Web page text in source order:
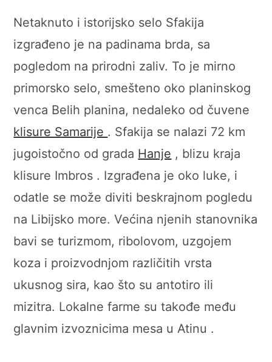
Netaknuto i istorijsko selo Sfakija
izgrađeno je na padinama brda, sa
pogledom na prirodni zaliv. To je mirno
primorsko selo, smešteno oko planinskog
venca Belih planina, nedaleko od čuvene
klisure Samarije . Sfakija se nalazi 72 km
jugoistočno od grada Hanje , blizu kraja
klisure Imbros . Izgrađena je oko luke, i
odatle se može diviti beskrajnom pogledu
na Libijsko more. Većina njenih stanovnika
bavi se turizmom, ribolovom, uzgojem
koza i proizvodnjom različitih vrsta
ukusnog sira, kao što su antotiro ili
mizitra. Lokalne farme su takođe među
glavnim izvoznicima mesa u Atinu .